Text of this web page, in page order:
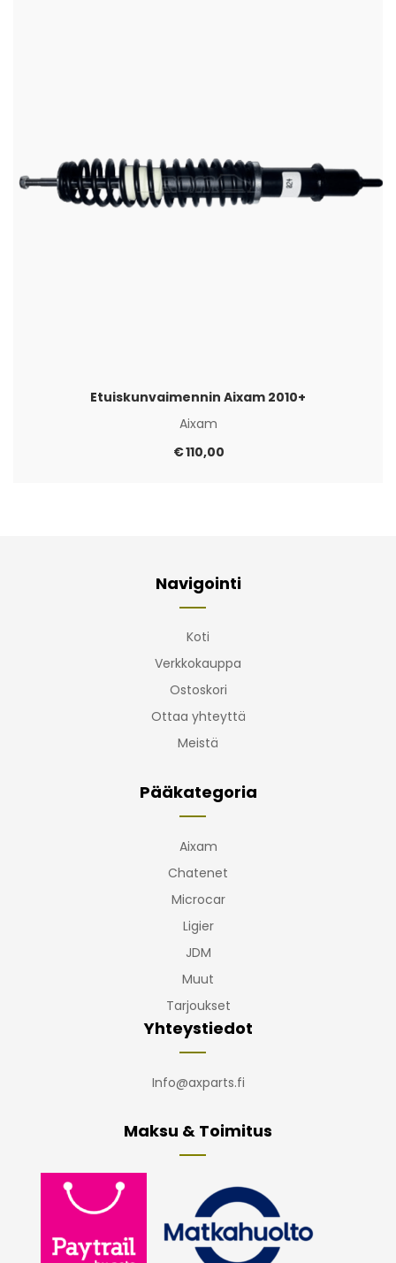
Etuiskunvaimennin Aixam 2010+
Aixam
€110,00
Navigointi
Koti
Verkkokauppa
Ostoskori
Ottaa yhteyttä
Meistä
Pääkategoria
Aixam
Chatenet
Microcar
Ligier
JDM
Muut
Tarjoukset
Yhteystiedot
Info@axparts.fi
Maksu & Toimitus